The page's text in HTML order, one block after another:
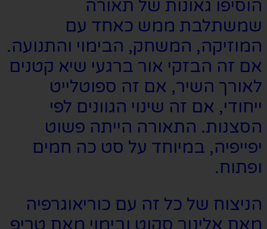
הוסיפו גאונות של תאורה
שמשתלבת ממש כאחד עם
המוזיקה, המשחק, הבימוי והתנועה.
אם זה הבזקי אור ברגעי שיא קטנים
לאורך השיר, אם זה ספוטלייט
ייחודי, אם זה שינוי הגוונים לפי
הסצנות. התאורה הייתה פשוט
יפייפיה, במיוחד על סט כה חמים
ופתוח.
הניצוח של כל זה עם כוריאוגרפיה